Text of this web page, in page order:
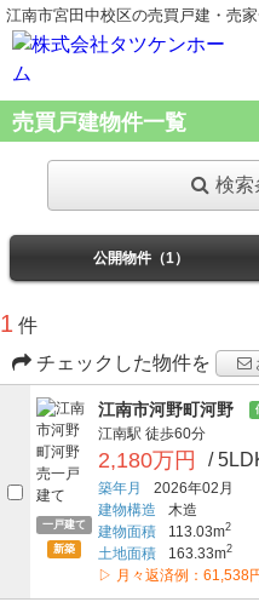
江南市宮田中校区の売買戸建・売
売買戸建物件一覧
検索
公開物件（1）
1 件
チェックした物件を
一戸建て
新築
江南市河野町河野
江南駅 徒歩60分
2,180万円 /
築年月
2026年02月
建物構造
木造
建物面積
113.03m2
土地面積 163.33m2
▷ 月々返済例：61,538